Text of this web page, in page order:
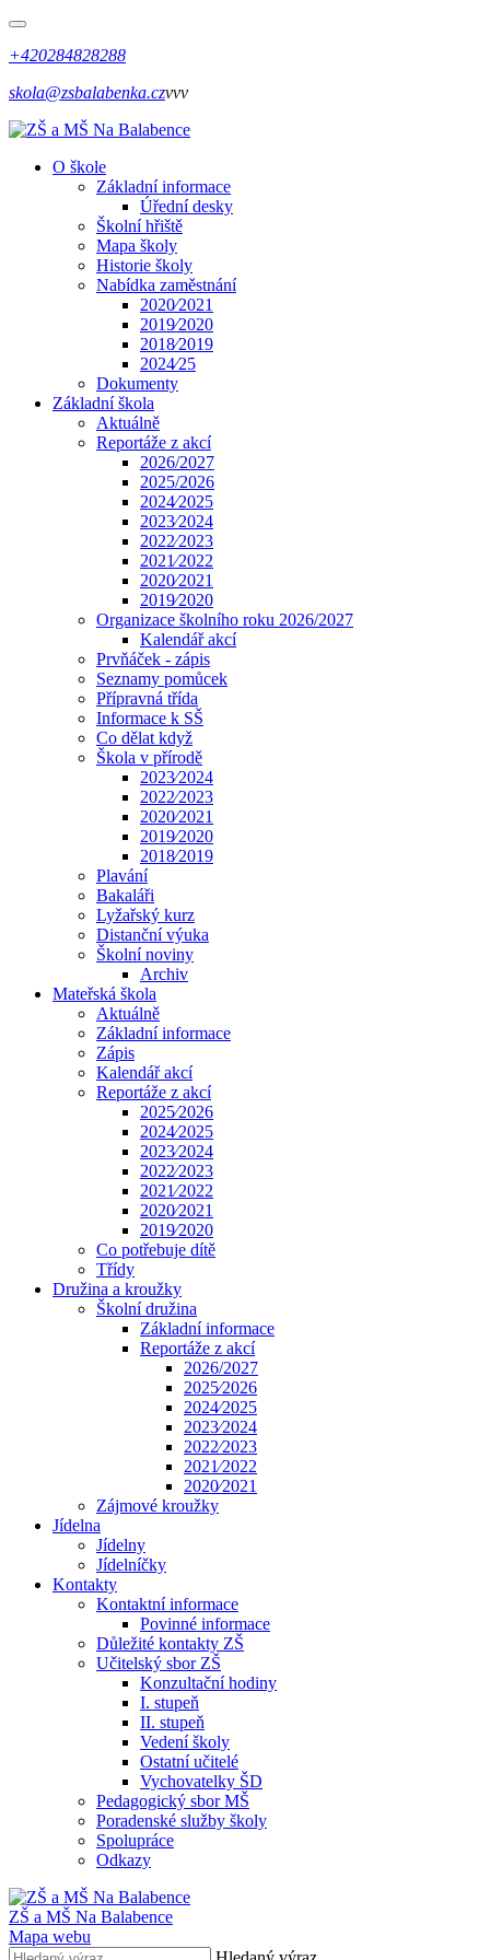
+420284828288
skola@zsbalabenka.czvvv
O škole
Základní informace
Úřední desky
Školní hřiště
Mapa školy
Historie školy
Nabídka zaměstnání
2020⁄2021
2019⁄2020
2018⁄2019
2024⁄25
Dokumenty
Základní škola
Aktuálně
Reportáže z akcí
2026/2027
2025/2026
2024⁄2025
2023⁄2024
2022⁄2023
2021⁄2022
2020⁄2021
2019⁄2020
Organizace školního roku 2026/2027
Kalendář akcí
Prvňáček - zápis
Seznamy pomůcek
Přípravná třída
Informace k SŠ
Co dělat když
Škola v přírodě
2023⁄2024
2022⁄2023
2020⁄2021
2019⁄2020
2018⁄2019
Plavání
Bakaláři
Lyžařský kurz
Distanční výuka
Školní noviny
Archiv
Mateřská škola
Aktuálně
Základní informace
Zápis
Kalendář akcí
Reportáže z akcí
2025⁄2026
2024⁄2025
2023⁄2024
2022⁄2023
2021⁄2022
2020⁄2021
2019⁄2020
Co potřebuje dítě
Třídy
Družina a kroužky
Školní družina
Základní informace
Reportáže z akcí
2026/2027
2025⁄2026
2024⁄2025
2023⁄2024
2022⁄2023
2021⁄2022
2020⁄2021
Zájmové kroužky
Jídelna
Jídelny
Jídelníčky
Kontakty
Kontaktní informace
Povinné informace
Důležité kontakty ZŠ
Učitelský sbor ZŠ
Konzultační hodiny
I. stupeň
II. stupeň
Vedení školy
Ostatní učitelé
Vychovatelky ŠD
Pedagogický sbor MŠ
Poradenské služby školy
Spolupráce
Odkazy
ZŠ a MŠ Na Balabence
Mapa webu